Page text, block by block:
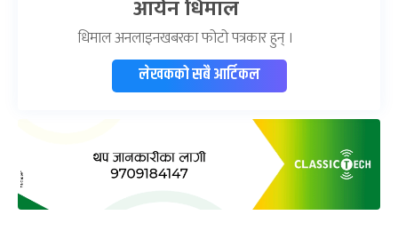
आर्यन धिमाल
धिमाल अनलाइनखबरका फोटो पत्रकार हुन् ।
लेखकको सबै आर्टिकल